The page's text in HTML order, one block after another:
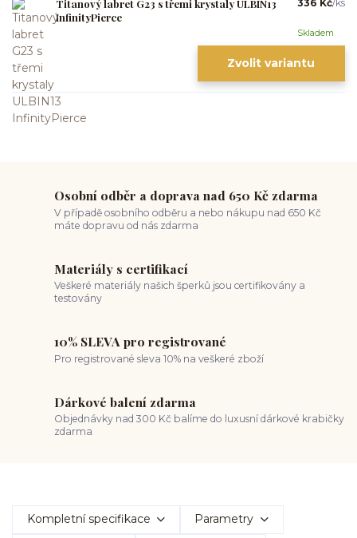
Titanový labret G23 s třemi krystaly ULBIN13
InfinityPierce
336 Kč/ks
Skladem
Zvolit variantu
Osobní odběr a doprava nad 650 Kč zdarma
V případě osobního odběru a nebo nákupu nad 650 Kč
máte dopravu od nás zdarma
Materiály s certifikací
Veškeré materiály našich šperků jsou certifikovány a
testovány
10% SLEVA pro registrované
Pro registrované sleva 10% na veškeré zboží
Dárkové balení zdarma
Objednávky nad 300 Kč balíme do luxusní dárkové krabičky
zdarma
Kompletní specifikace Parametry